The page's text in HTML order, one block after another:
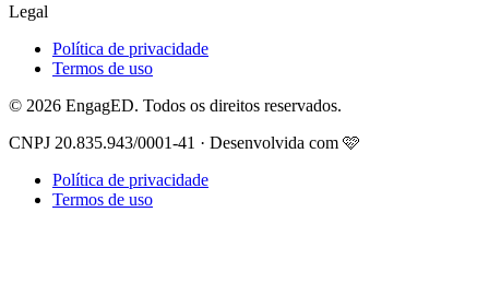
Legal
Política de privacidade
Termos de uso
© 2026 EngagED. Todos os direitos reservados.
CNPJ 20.835.943/0001-41 · Desenvolvida com 🩷
Política de privacidade
Termos de uso